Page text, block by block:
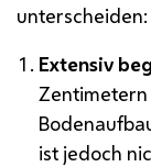
unterscheiden:
Extensiv
ist jedoch